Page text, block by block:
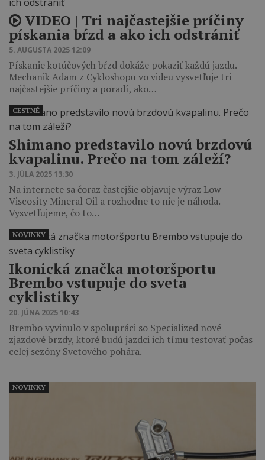
VIDEO | Tri najčastejšie príčiny
pískania bŕzd a ako ich odstrániť
5. AUGUSTA 2025 12:09
Pískanie kotúčových bŕzd dokáže pokaziť každú jazdu.
Mechanik Adam z Cykloshopu vo videu vysvetľuje tri
najčastejšie príčiny a poradí, ako…
Shimano predstavilo novú brzdovú
kvapalinu. Prečo na tom záleží?
3. JÚLA 2025 13:30
Na internete sa čoraz častejšie objavuje výraz Low
Viscosity Mineral Oil a rozhodne to nie je náhoda.
Vysvetľujeme, čo to…
CESTNÉ
Ikonická značka motoršportu
Brembo vstupuje do sveta
cyklistiky
20. JÚNA 2025 10:43
Brembo vyvinulo v spolupráci so Specialized nové
zjazdové brzdy, ktoré budú jazdci ich tímu testovať počas
celej sezóny Svetového pohára.
NOVINKY
NOVINKY